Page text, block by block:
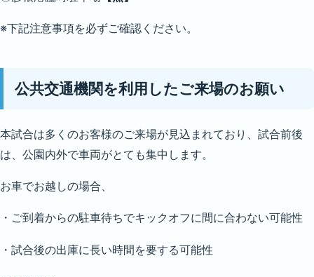
※下記注意事項を必ずご確認ください。
公共交通機関を利用したご来場のお願い
本試合は多くのお客様のご来場が見込まれており、試合前後
は、公園内外で車両がとても集中します。
お車でお越しの場合、
・ご到着からの駐車待ちでキックオフに間に合わない可能性
・試合後の出庫に長い時間を要する可能性